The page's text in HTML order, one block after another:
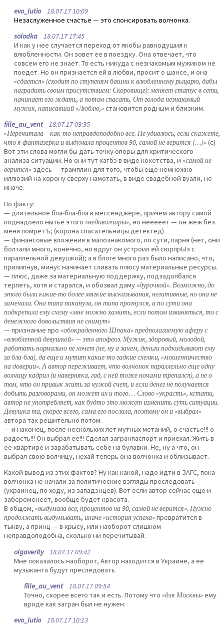
evo_lutio18.07.17 10:09
Незаслуженное счастье — это спонсировать волчонка.
solodka 18.07.17 17:45
И как у нее случается переход от якобы равнодушия к
влюбленности. Он зовет ее в поездку. Она отвечает, что
совсем его не знает. То есть никуда с незнакомым мужиком не
поедет. Но он признается ей в любви, просит о шансе, и она
«сдается» (сходит по ступеням башни к влюбленному рыцарю, дабы
наградить своим присутствием: Скоровище): меняет статус в сети,
начинает его ждать, а потом спасать. От голода незнакомый
мужик, написавший «Люблю,»становится родным и близким.
fille_au_vent18.07.17 09:35
«Перечитала – как-то неправдоподобно все. Не удивлюсь, если скажете,
что я фантазерка и выдумала процентов 90, самой не верится (…)»(с)
Вот эти слова могли бы дать точку опоры для критического
анализа ситуации. Но они тут кагбэ в виде кокетства, и «самой не
верится» здесь — трамплин для того, чтобы еще немножко
иллюзий на корону сверху намотать, в виде свадебной вуали, не
иначе.
По факту:
— длительное бла-бла-бла в мессенджере, причем автору самой
поднадоело нытье этого «недоволчары», но нееееет — он жеж без
меня помрётЪ; (корона спасательницы детектед)
— финансовые вложения в малознакомого, по сути, парня (нет, они
болтали много, конечно, но вдруг он устроил ей сюрпрЫз с
параллельной девушкой); а в блоге много раз было написано, что,
прилипнув, минус начинает сливать плюсу материальные ресурсы.
— плюс, даже за материальную поддержку, подзадолбался
терпеть, хотя и старался, и обозвал даму«дурочкой». Возможно, до
этого были какие-то более мягкие высказывания, негативные, но она не
замечала. Она типа пиканула, он типа прогнулся, а по сути она
подкрепила ему схему «мне можно хамить, если потом извиняться, то с
денежного довольствия не снимут»
— признание про «обокраденного Шпака» предполагаемую аферу с
«влюбленной девушкой» — это апофеоз. Мужик, здоровый, молодой,
работать нормально не хочет (не, ну а зачем, деньги подкидывают ему
за бла-бла), да еще и мутит какие-то гадкие схемки, «мошенничество
на доверии». А автор переживает, что волчонок параллельно еще одну
волчицу кадрил (и наверняка, гад, с ней тоже ночами трепался), а не о
том, что он привык жить за чужой счет, и если денег не получается
добыть разговорами, он может их и того… Слово «украсть», кстати,
автор не употребляет, как будто это может изменить суть ситуации.
Девушка та, скорее всего, сама его послала, поэтому он и «выбрал»
автора так решительно потом.
— и наконец, после нескольких лет мутных метаний, о счастье!!! о
радость!!! Он выбрал ее!!! Сделал загранпаспорт и приехал. Жить в
ее квартире и зарабатывать себе на булавки. Не, ну а что, он
выбрал свою волчицу, нехай теперь она волчонка и облизывает.
Какой вывод из этих фактов? Ну как какой, надо идти в ЗАГС, пока
волчонка не начали за политические взгляды преследовать
(украинец, по ходу, из западэнцев). Вот если автор сейчас еще и
забеременеет, вообще будет красота.
В общем, «выдумала все, процентов на 90, самой не верится». Нужно
продолжать выдумывать, иначе «история успеха»превратится в
тыкву, а принц — в крысу, или наоборот слишком
неправдоподобна, сколько ни перечитывай.
olgaverity18.07.17 09:42
Мне показалось наоборот, Автор находится в Украине, а ее
музыканта будут преследовать
fille_au_vent18.07.17 09:54
Точно, скорее всего так и есть. Потому что «для Москвы»ему
вроде как загран был не нужен.
evo_lutio18.07.17 10:13